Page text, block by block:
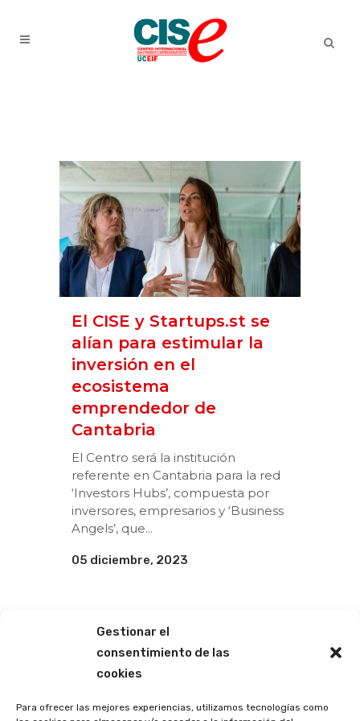
Gestionar el
consentimiento de las
cookies
Para ofrecer las mejores experiencias, utilizamos tecnologías como
El CISE y Startups.st se
alían para estimular la
inversión en el
ecosistema
emprendedor de
Cantabria
El Centro será la institución
referente en Cantabria para la red
‘Investors Hubs’, compuesta por
inversores, empresarios y ‘Business
Angels’, que...
05 diciembre, 2023